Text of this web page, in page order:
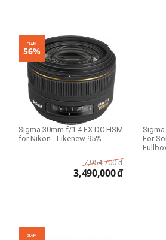
GIẢM
56%
Sigma 30mm f/1.4 EX DC HSM
for Nikon - Likenew 95%
7,954,700 đ
3,490,000đ
For
GIẢM